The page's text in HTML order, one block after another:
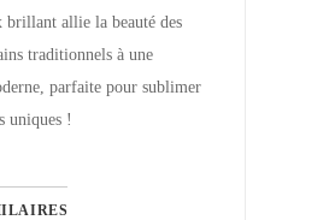
brillant allie la beauté des
traditionnels à une
parfaite pour sublimer
uniques !